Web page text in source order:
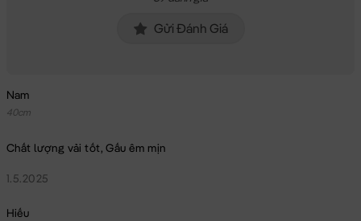
Gửi Đánh Giá
Nam
40cm
Chất lượng vải tốt, Gấu êm mịn
1.5.2025
Hiếu